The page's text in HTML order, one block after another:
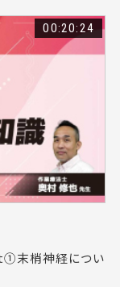
00:20:24
末梢神経につい